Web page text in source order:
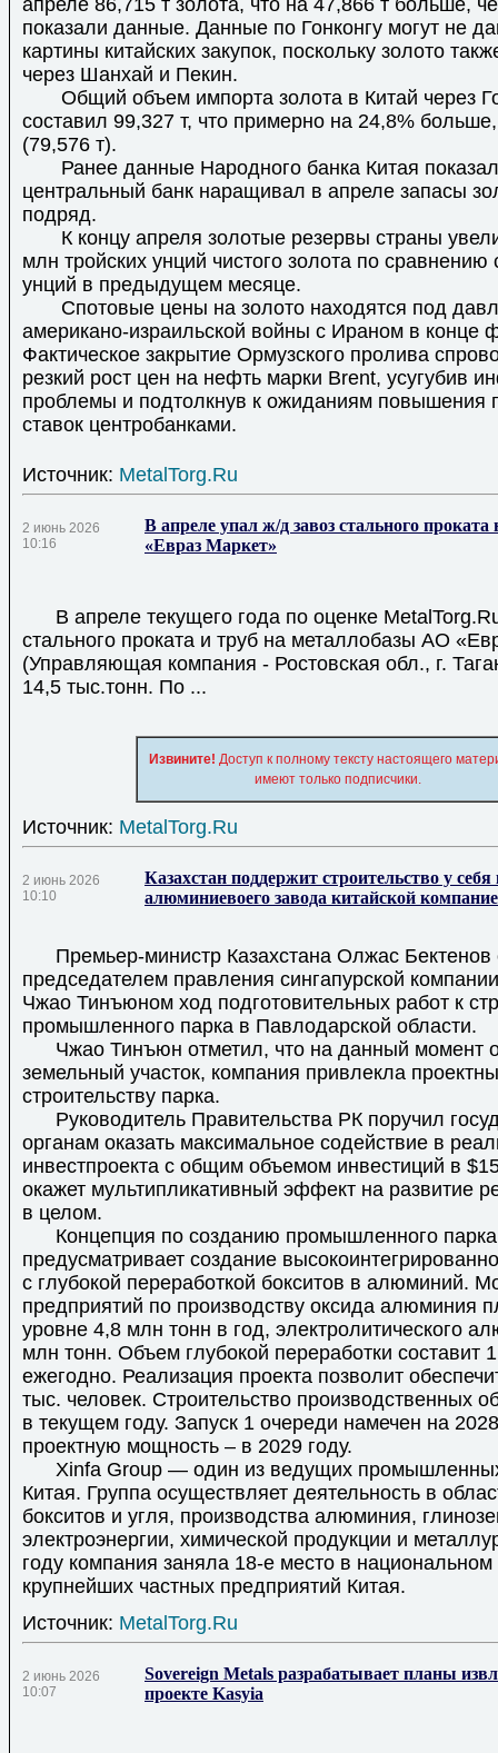
апреле 86,715 т золота, что на 47,866 т больше,
показали данные. Данные по Гонконгу могут не
картины китайских закупок, поскольку золото
через Шанхай и Пекин.
Общий объем импорта золота в Китай через
составил 99,327 т, что примерно на 24,8%
(79,576 т).
Ранее данные Народного банка Китая
центральный банк наращивал в апреле запасы
подряд.
К концу апреля золотые резервы страны
млн тройских унций чистого золота по
унций в предыдущем месяце.
Спотовые цены на золото находятся под
американо-израильской войны с Ираном в конце
Фактическое закрытие Ормузского пролива
резкий рост цен на нефть марки Brent, усугубив
проблемы и подтолкнув к ожиданиям повышения
ставок центробанками.
Источник: MetalTorg.Ru
2 июнь 2026
10:16
В апреле упал ж/д завоз стального
«Евраз Маркет»
В апреле текущего года по оценке
стального проката и труб на металлобазы АО
(Управляющая компания - Ростовская обл., г.
14,5 тыс.тонн. По ...
Извините! Доступ к полному тексту настоящего
имеют только подписчики.
Источник: MetalTorg.Ru
2 июнь 2026
10:10
Казахстан поддержит строительство у себя
алюминиевоего завода китайской
Премьер-министр Казахстана Олжас Бектенов
председателем правления сингапурской
Чжао Тинъюном ход подготовительных работ к
промышленного парка в Павлодарской области.
Чжао Тинъюн отметил, что на данный момент
земельный участок, компания привлекла
строительству парка.
Руководитель Правительства РК поручил
органам оказать максимальное содействие в
инвестпроекта с общим объемом инвестиций в
окажет мультипликативный эффект на развитие
в целом.
Концепция по созданию промышленного парка
предусматривает создание
с глубокой переработкой бокситов в алюминий.
предприятий по производству оксида алюминия
уровне 4,8 млн тонн в год, электролитического
млн тонн. Объем глубокой переработки составит
ежегодно. Реализация проекта позволит
тыс. человек. Строительство производственных
в текущем году. Запуск 1 очереди намечен на
проектную мощность – в 2029 году.
Xinfa Group — один из ведущих промышленных
Китая. Группа осуществляет деятельность в
бокситов и угля, производства алюминия,
электроэнергии, химической продукции и
году компания заняла 18-е место в национальном
крупнейших частных предприятий Китая.
Источник: MetalTorg.Ru
2 июнь 2026
10:07
Sovereign Metals разрабатывает планы
проекте Kasyia